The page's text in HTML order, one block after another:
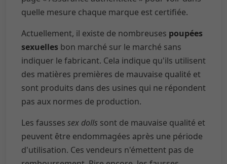
quelle mesure chaque marque est certifiée.
poupées
bon marché sur le marché sans
des matières premières de mauvaise qualité et
sont produits dans des usines qui ne répondent
pas aux normes de production.
sont de mauvaise qualité et
peuvent être endommagées après une période
d'utilisation. Ces vendeurs n'émettent pas de
remboursement. Pire encore, les fausses